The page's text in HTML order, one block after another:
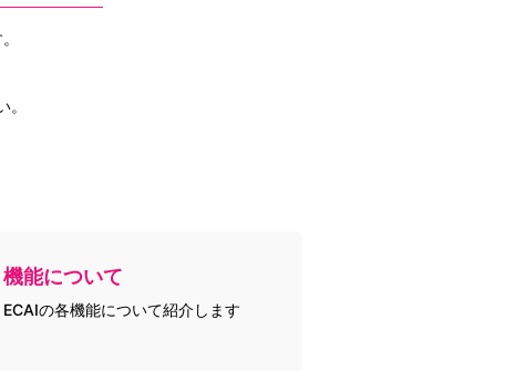
機能について
ECAIの各機能について紹介します